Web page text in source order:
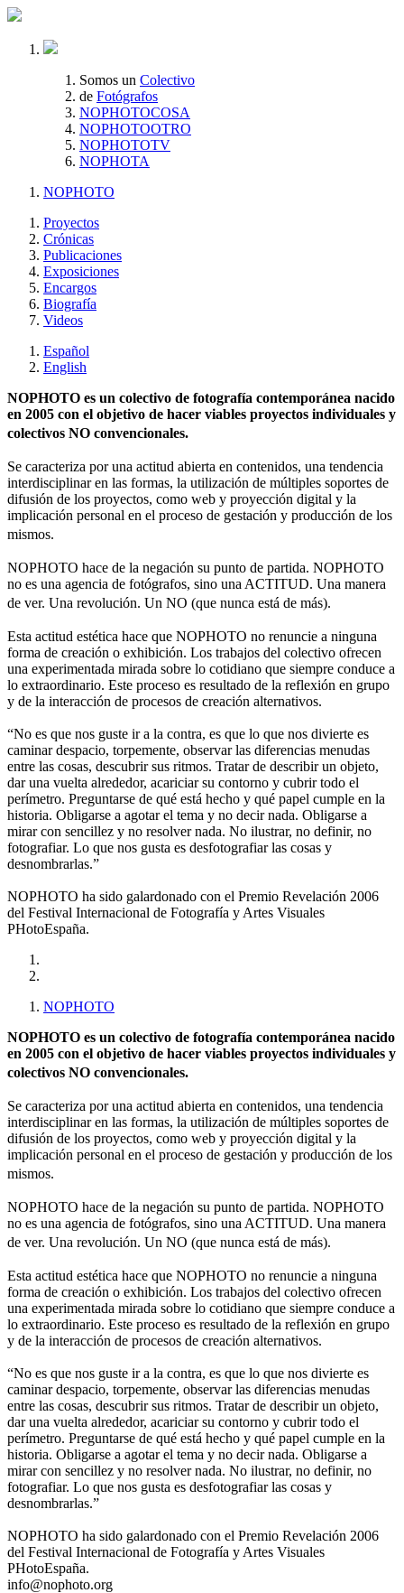
Somos un Colectivo
de Fotógrafos
NOPHOTOCOSA
NOPHOTOOTRO
NOPHOTOTV
NOPHOTA
NOPHOTO
Proyectos
Crónicas
Publicaciones
Exposiciones
Encargos
Biografía
Videos
Español
English
NOPHOTO es un colectivo de fotografía contemporánea nacido
en 2005 con el objetivo de hacer viables proyectos individuales y
colectivos NO convencionales.
Se caracteriza por una actitud abierta en contenidos, una tendencia
interdisciplinar en las formas, la utilización de múltiples soportes de
difusión de los proyectos, como web y proyección digital y la
implicación personal en el proceso de gestación y producción de los
mismos.
NOPHOTO hace de la negación su punto de partida. NOPHOTO
no es una agencia de fotógrafos, sino una ACTITUD. Una manera
de ver. Una revolución. Un NO (que nunca está de más).
Esta actitud estética hace que NOPHOTO no renuncie a ninguna
forma de creación o exhibición. Los trabajos del colectivo ofrecen
una experimentada mirada sobre lo cotidiano que siempre conduce a
lo extraordinario. Este proceso es resultado de la reflexión en grupo
y de la interacción de procesos de creación alternativos.
“No es que nos guste ir a la contra, es que lo que nos divierte es
caminar despacio, torpemente, observar las diferencias menudas
entre las cosas, descubrir sus ritmos. Tratar de describir un objeto,
dar una vuelta alrededor, acariciar su contorno y cubrir todo el
perímetro. Preguntarse de qué está hecho y qué papel cumple en la
historia. Obligarse a agotar el tema y no decir nada. Obligarse a
mirar con sencillez y no resolver nada. No ilustrar, no definir, no
fotografiar. Lo que nos gusta es desfotografiar las cosas y
desnombrarlas.”
NOPHOTO ha sido galardonado con el Premio Revelación 2006
del Festival Internacional de Fotografía y Artes Visuales
PHotoEspaña.
NOPHOTO
NOPHOTO es un colectivo de fotografía contemporánea nacido
en 2005 con el objetivo de hacer viables proyectos individuales y
colectivos NO convencionales.
Se caracteriza por una actitud abierta en contenidos, una tendencia
interdisciplinar en las formas, la utilización de múltiples soportes de
difusión de los proyectos, como web y proyección digital y la
implicación personal en el proceso de gestación y producción de los
mismos.
NOPHOTO hace de la negación su punto de partida. NOPHOTO
no es una agencia de fotógrafos, sino una ACTITUD. Una manera
de ver. Una revolución. Un NO (que nunca está de más).
Esta actitud estética hace que NOPHOTO no renuncie a ninguna
forma de creación o exhibición. Los trabajos del colectivo ofrecen
una experimentada mirada sobre lo cotidiano que siempre conduce a
lo extraordinario. Este proceso es resultado de la reflexión en grupo
y de la interacción de procesos de creación alternativos.
“No es que nos guste ir a la contra, es que lo que nos divierte es
caminar despacio, torpemente, observar las diferencias menudas
entre las cosas, descubrir sus ritmos. Tratar de describir un objeto,
dar una vuelta alrededor, acariciar su contorno y cubrir todo el
perímetro. Preguntarse de qué está hecho y qué papel cumple en la
historia. Obligarse a agotar el tema y no decir nada. Obligarse a
mirar con sencillez y no resolver nada. No ilustrar, no definir, no
fotografiar. Lo que nos gusta es desfotografiar las cosas y
desnombrarlas.”
NOPHOTO ha sido galardonado con el Premio Revelación 2006
del Festival Internacional de Fotografía y Artes Visuales
PHotoEspaña.
info@nophoto.org